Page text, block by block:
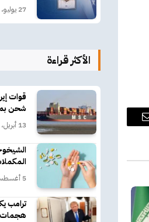
البريد
27 يوليو، 2026
الأكثر قراءة
قوات
شحن
13 أبريل، 2024
5 أغسطس، 2026
ترامب
هجمات